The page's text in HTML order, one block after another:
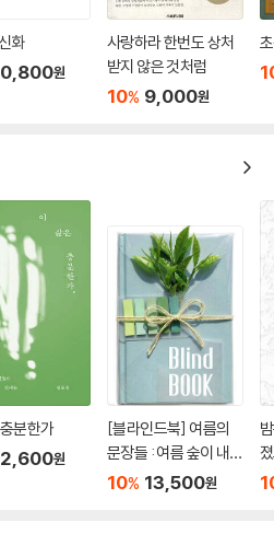
화
원
사랑하라 한번도 상처
받지 않은 것처럼
10% 9,000원
분한가
원
[블라인드북] 여름의
문장들 : 여름 숲이 내뿜
는 냄새. 비가 내리면 그
10% 13,500원